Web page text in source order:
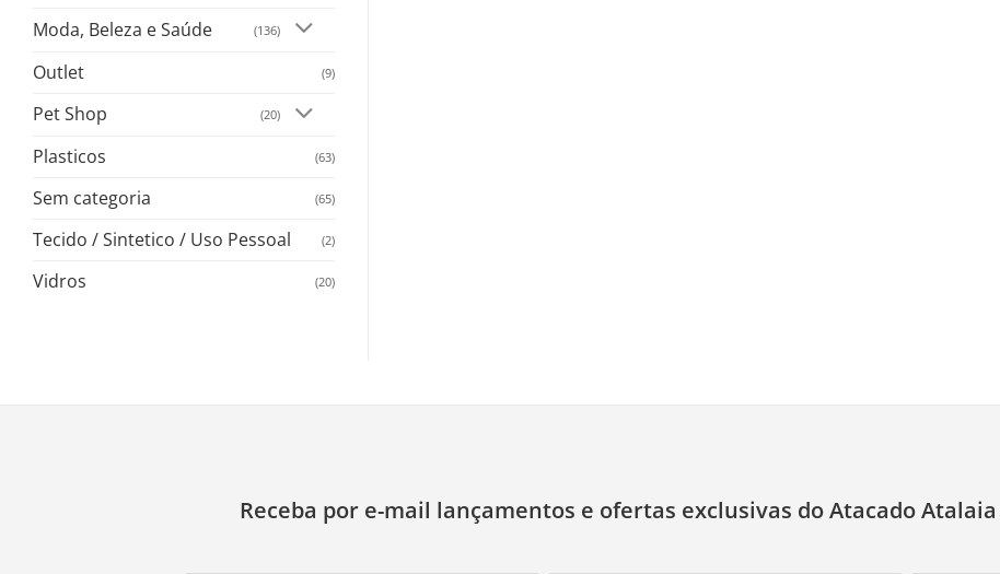
Moda, Beleza e Saúde (136)
Outlet (9)
Pet Shop (20)
Plasticos (63)
Sem categoria (65)
Tecido / Sintetico / Uso Pessoal (2)
Vidros (20)
Receba por e-mail lançamentos e ofertas exclusivas do Atacado